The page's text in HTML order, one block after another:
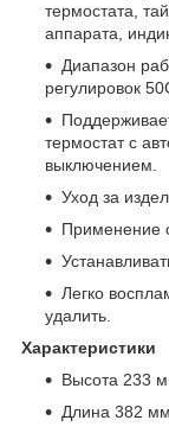
термостата,
аппарата,
Диапазон
регулировок
термостат с
выключением.
Уход за
Применение
Легко
удалить.
Характеристики
Высота 233
Длина 382 мм